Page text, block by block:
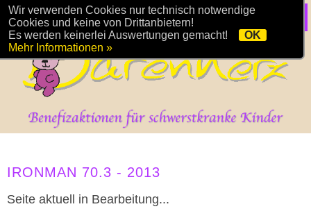
IRONMAN 70.3 - 2013
Seite aktuell in Bearbeitung...
Wir verwenden Cookies nur technisch notwendige
Cookies und keine von Drittanbietern!
Es werden keinerlei Auswertungen gemacht!
OK
Mehr Informationen »